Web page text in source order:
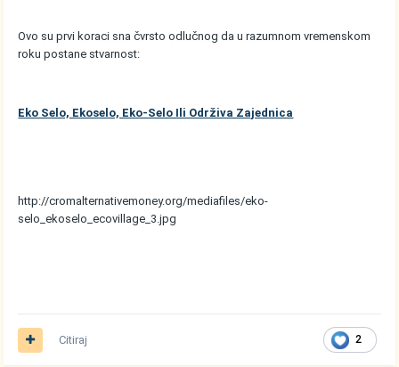
Ovo su prvi koraci sna čvrsto odlučnog da u razumnom vremenskom
roku postane stvarnost:
Eko Selo, Ekoselo, Eko-Selo Ili Održiva Zajednica
http://cromalternativemoney.org/mediafiles/eko-
selo_ekoselo_ecovillage_3.jpg
2
Citiraj